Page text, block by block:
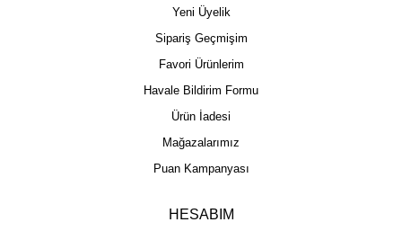
Yeni Üyelik
Sipariş Geçmişim
Favori Ürünlerim
Havale Bildirim Formu
Ürün İadesi
Mağazalarımız
Puan Kampanyası
HESABIM